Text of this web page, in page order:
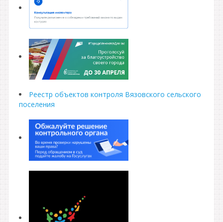
Реестр объектов контроля Вязовского сельского
поселения